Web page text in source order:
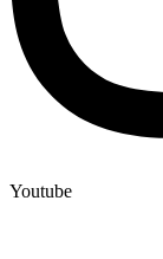
Youtube